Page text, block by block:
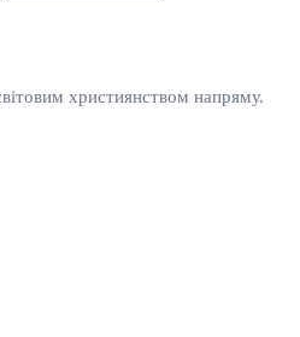
християнством напряму.